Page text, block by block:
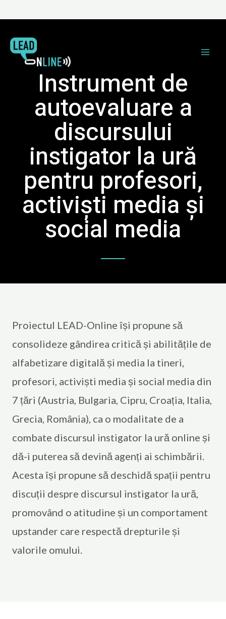
Instrument de
autoevaluare a
discursului
instigator la ură
pentru profesori,
activiști media și
social media
Proiectul LEAD-Online își propune să
consolideze gândirea critică și abilitățile de
alfabetizare digitală și media la tineri,
profesori, activiști media și social media din
7 țări (Austria, Bulgaria, Cipru, Croația, Italia,
Grecia, România), ca o modalitate de a
combate discursul instigator la ură online și
dă-i puterea să devină agenți ai schimbării.
Acesta își propune să deschidă spații pentru
discuții despre discursul instigator la ură,
promovând o atitudine și un comportament
upstander care respectă drepturile și
valorile omului.